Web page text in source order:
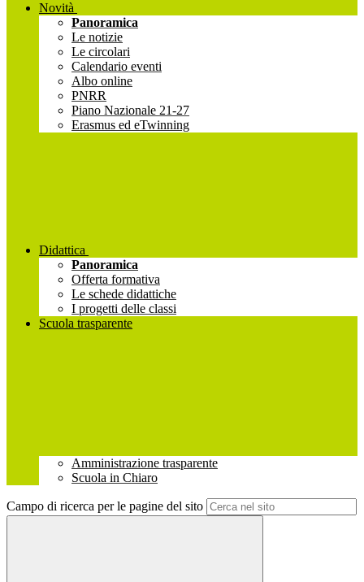
Novità
Panoramica
Le notizie
Le circolari
Calendario eventi
Albo online
PNRR
Piano Nazionale 21-27
Erasmus ed eTwinning
Didattica
Panoramica
Offerta formativa
Le schede didattiche
I progetti delle classi
Scuola trasparente
Amministrazione trasparente
Scuola in Chiaro
Campo di ricerca per le pagine del sito